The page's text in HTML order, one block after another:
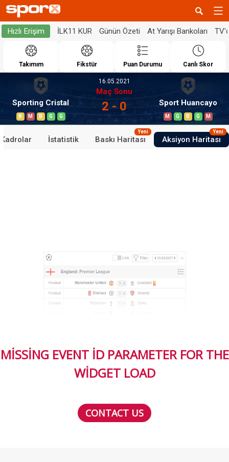
Hızlı Erişim İLK11 KUR Günün Özeti At Yarışı Bankoları
Takımım Fikstür Puan Durumu Canlı Skor
Sporting Cristal
B M B G G
16.05.2021
Maç Sonu
2 - 0 Sport Huancayo
M G B G M
Kadrolar İstatistik Baskı Haritası
Yeni
Aksiyon Haritası
Yeni
MISSING EVENT ID PARAMETER FOR THE
WIDGET LOAD
CONTACT US